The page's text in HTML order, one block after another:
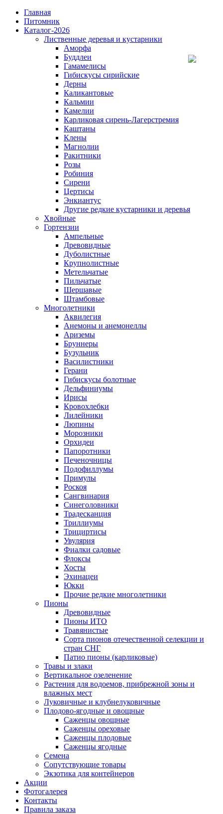
Главная
Питомник
Каталог-2026
Лиственные деревья и кустарники
Аморфа
Буддлеи
Гамамелисы
Гибискусы сирийские
Дерны
Каликантовые
Кальмии
Камелии
Карликовая сирень-Лагерстремия
Каштаны
Клены
Магнолии
Ракитники
Розы
Робиния
Сирени
Цертисы
Энкиантус
Другие редкие кустарники и деревья
Хвойные
Гортензии
Ампельные
Древовидные
Дуболистные
Крупнолистные
Метельчатые
Пильчатые
Шершавые
Штамбовые
Многолетники
Аквилегия
Анемоны и анемонеллы
Ариземы
Бруннеры
Бузульник
Василистники
Герани
Гибискусы болотные
Дельфиниумы
Ирисы
Кровохлебки
Лилейники
Люпины
Морозники
Орхидеи
Папоротники
Печеночницы
Подофиллумы
Примулы
Роскоя
Сангвинария
Синеголовники
Традесканция
Триллиумы
Трициртисы
Увулярия
Фиалки садовые
Флоксы
Хосты
Эхинацеи
Юкки
Прочие редкие многолетники
Пионы
Древовидные
Пионы ИТО
Травянистые
Сорта пионов отечественной селекции и
стран СНГ
Патио пионы (карликовые)
Травы и злаки
Вертикальное озеленение
Растения для водоемов, прибрежной зоны и
влажных мест
Луковичные и клубнелуковичные
Плодово-ягодные и овощные
Саженцы овощные
Саженцы ореховые
Саженцы плодовые
Саженцы ягодные
Семена
Сопутствующие товары
Экзотика для контейнеров
Акции
Фотогалерея
Контакты
Правила заказа